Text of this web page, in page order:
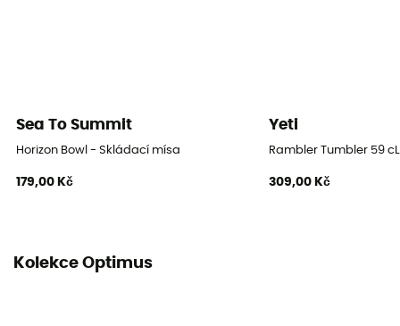
Sea To Summit
Horizon Bowl - Skládací mísa
179,00 Kč
Yeti
Rambler Tumbler 59
309,00 Kč
Kolekce Optimus